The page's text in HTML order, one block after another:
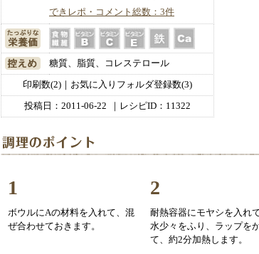
できレポ・コメント総数：3件
糖質、脂質、コレステロール
印刷数(2)｜お気に入りフォルダ登録数(3)
投稿日： 2011-06-22 ｜レシピID：11322
1
ボウルにAの材料を入れて、混
ぜ合わせておきます。
2
耐熱容器にモヤシを入れて
水少々をふり、ラップを
て、約2分加熱します。